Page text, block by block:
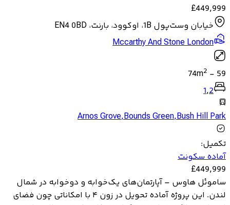
£449,999
خیابان وست‌پول 1B، اوکوود، بارنت، EN4 0BD
Mccarthy And Stone London
59
-
74m2
1,2
Arnos Grove,Bounds Green,Bush Hill Park
تکمیل:
آماده سکونت
£449,999
ساموئل هاوس – آپارتمان‌های یک‌خوابه و دوخوابه در شمال
لندن. این پروژه آماده تحویل در زون ۴ با امکاناتی چون فضای